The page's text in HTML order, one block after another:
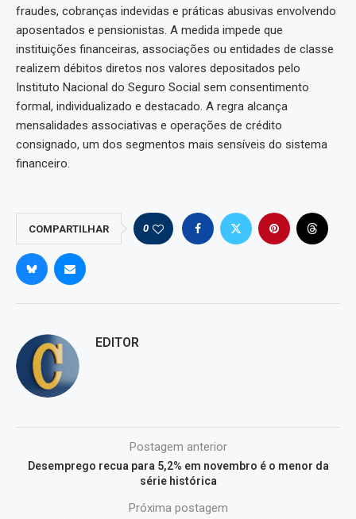
fraudes, cobranças indevidas e práticas abusivas envolvendo
aposentados e pensionistas. A medida impede que
instituições financeiras, associações ou entidades de classe
realizem débitos diretos nos valores depositados pelo
Instituto Nacional do Seguro Social sem consentimento
formal, individualizado e destacado. A regra alcança
mensalidades associativas e operações de crédito
consignado, um dos segmentos mais sensíveis do sistema
financeiro.
COMPARTILHAR 0
EDITOR
Postagem anterior
Desemprego recua para 5,2% em novembro é o menor da
série histórica
Próxima postagem